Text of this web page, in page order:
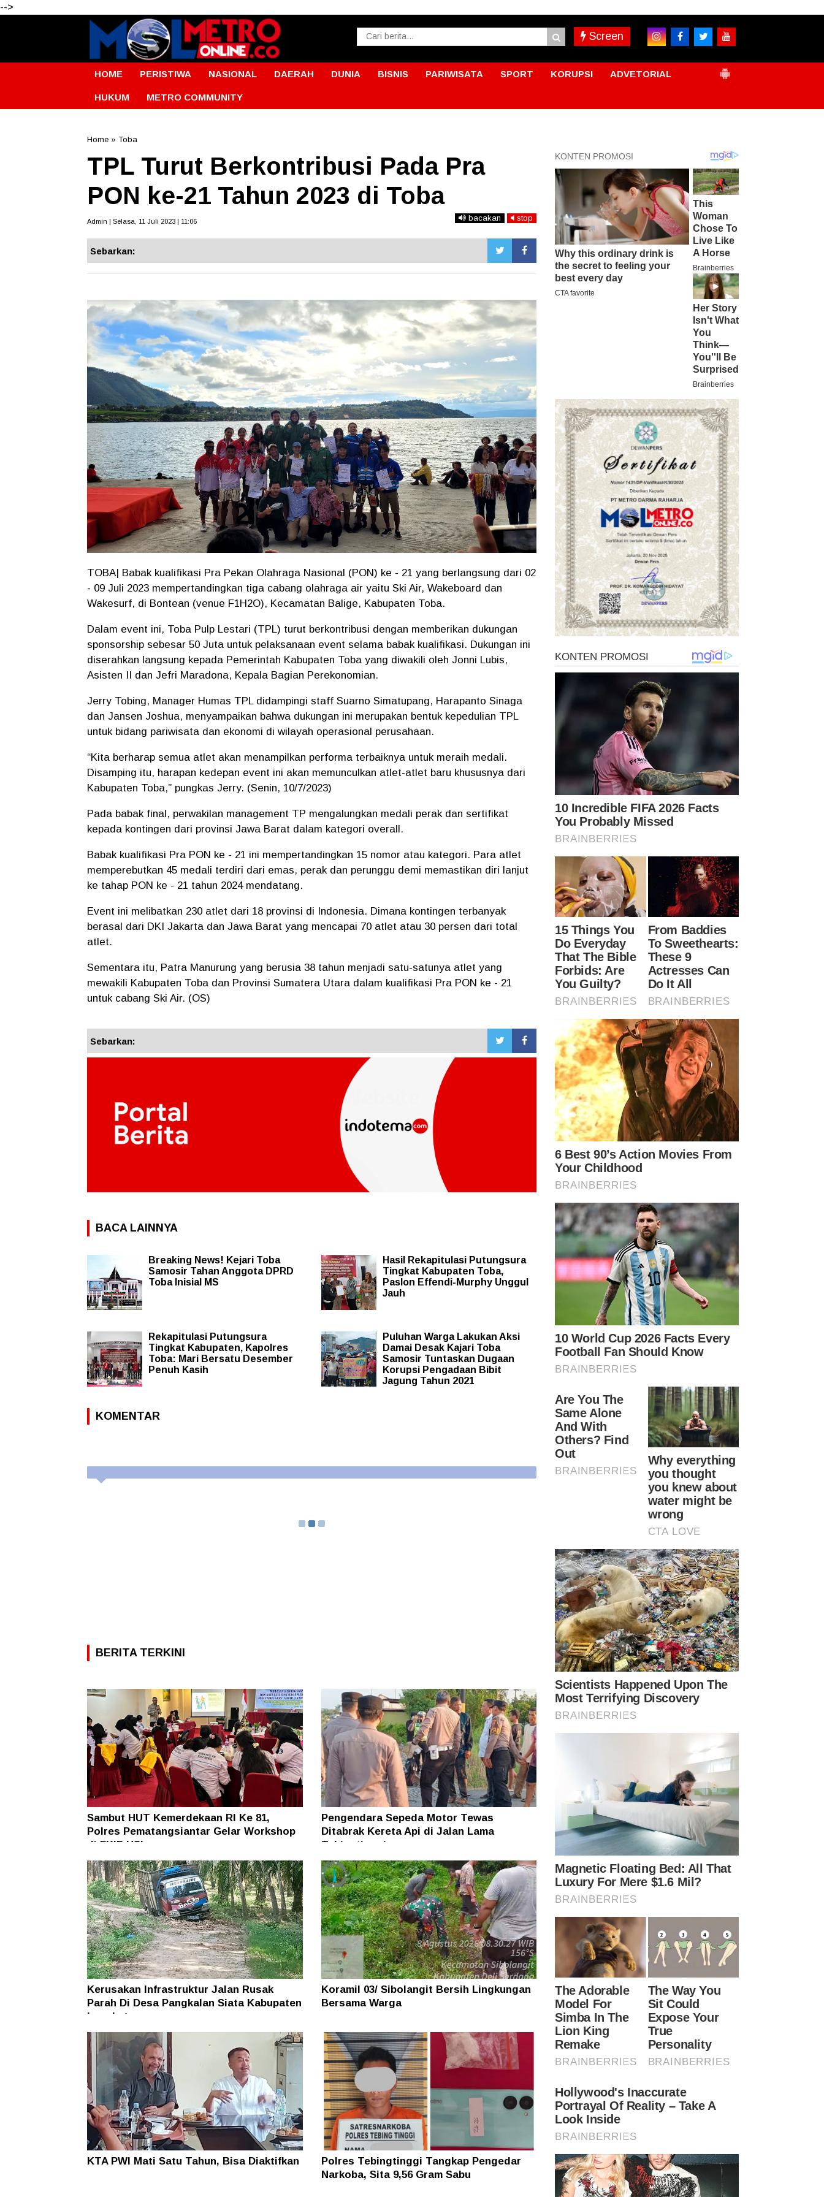
-->
Screen
HOME PERISTIWA NASIONAL DAERAH DUNIA BISNIS PARIWISATA SPORT KORUPSI ADVETORIAL
HUKUM METRO COMMUNITY
Home » Toba
TPL Turut Berkontribusi Pada Pra
PON ke-21 Tahun 2023 di Toba
Admin | Selasa, 11 Juli 2023 | 11:06 bacakan stop
Sebarkan:
TOBA| Babak kualifikasi Pra Pekan Olahraga Nasional (PON) ke - 21 yang berlangsung dari 02
- 09 Juli 2023 mempertandingkan tiga cabang olahraga air yaitu Ski Air, Wakeboard dan
Wakesurf, di Bontean (venue F1H2O), Kecamatan Balige, Kabupaten Toba.
Dalam event ini, Toba Pulp Lestari (TPL) turut berkontribusi dengan memberikan dukungan
sponsorship sebesar 50 Juta untuk pelaksanaan event selama babak kualifikasi. Dukungan ini
diserahkan langsung kepada Pemerintah Kabupaten Toba yang diwakili oleh Jonni Lubis,
Asisten II dan Jefri Maradona, Kepala Bagian Perekonomian.
Jerry Tobing, Manager Humas TPL didampingi staff Suarno Simatupang, Harapanto Sinaga
dan Jansen Joshua, menyampaikan bahwa dukungan ini merupakan bentuk kepedulian TPL
untuk bidang pariwisata dan ekonomi di wilayah operasional perusahaan.
“Kita berharap semua atlet akan menampilkan performa terbaiknya untuk meraih medali.
Disamping itu, harapan kedepan event ini akan memunculkan atlet-atlet baru khususnya dari
Kabupaten Toba,” pungkas Jerry. (Senin, 10/7/2023)
Pada babak final, perwakilan management TP mengalungkan medali perak dan sertifikat
kepada kontingen dari provinsi Jawa Barat dalam kategori overall.
Babak kualifikasi Pra PON ke - 21 ini mempertandingkan 15 nomor atau kategori. Para atlet
memperebutkan 45 medali terdiri dari emas, perak dan perunggu demi memastikan diri lanjut
ke tahap PON ke - 21 tahun 2024 mendatang.
Event ini melibatkan 230 atlet dari 18 provinsi di Indonesia. Dimana kontingen terbanyak
berasal dari DKI Jakarta dan Jawa Barat yang mencapai 70 atlet atau 30 persen dari total
atlet.
Sementara itu, Patra Manurung yang berusia 38 tahun menjadi satu-satunya atlet yang
mewakili Kabupaten Toba dan Provinsi Sumatera Utara dalam kualifikasi Pra PON ke - 21
untuk cabang Ski Air. (OS)
Sebarkan:
BACA LAINNYA
Breaking News! Kejari Toba
Samosir Tahan Anggota DPRD
Toba Inisial MS
Hasil Rekapitulasi Putungsura
Tingkat Kabupaten Toba,
Paslon Effendi-Murphy Unggul
Jauh
Rekapitulasi Putungsura
Tingkat Kabupaten, Kapolres
Toba: Mari Bersatu Desember
Penuh Kasih
Puluhan Warga Lakukan Aksi
Damai Desak Kajari Toba
Samosir Tuntaskan Dugaan
Korupsi Pengadaan Bibit
Jagung Tahun 2021
KOMENTAR
BERITA TERKINI
Sambut HUT Kemerdekaan RI Ke 81,
Polres Pematangsiantar Gelar Workshop
di FKIP USI
Pengendara Sepeda Motor Tewas
Ditabrak Kereta Api di Jalan Lama
Tebingtinggi
Kerusakan Infrastruktur Jalan Rusak
Parah Di Desa Pangkalan Siata Kabupaten
Langkat
Koramil 03/ Sibolangit Bersih Lingkungan
Bersama Warga
KTA PWI Mati Satu Tahun, Bisa Diaktifkan
Polres Tebingtinggi Tangkap Pengedar
Narkoba, Sita 9,56 Gram Sabu